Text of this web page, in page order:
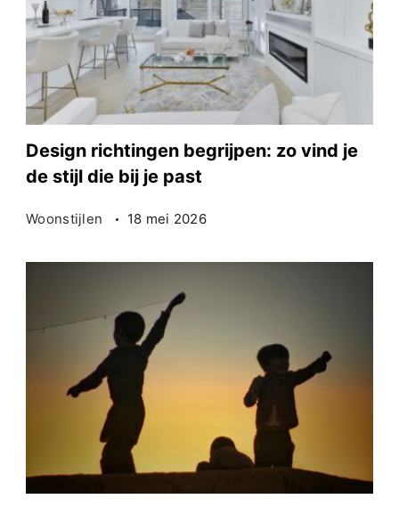
Design richtingen begrijpen: zo vind je
de stijl die bij je past
Woonstijlen 18 mei 2026